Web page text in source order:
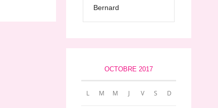
Bernard
OCTOBRE 2017
L M M J V S D